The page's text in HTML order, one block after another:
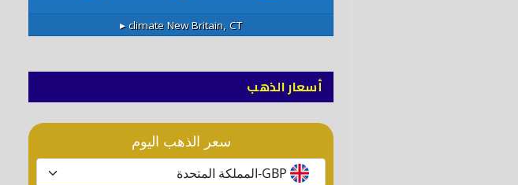
New Britain, CT
أسعار الذهب